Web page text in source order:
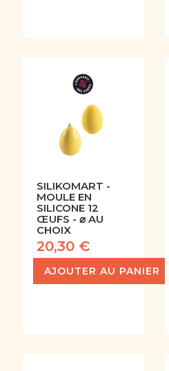
SILIKOMART -
MOULE EN
SILICONE 12
ŒUFS - ⌀ AU
CHOIX
20,30 €
AJOUTER AU PANIER